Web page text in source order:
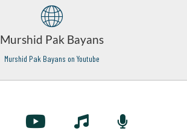
Murshid Pak Bayans
Murshid Pak Bayans on Youtube